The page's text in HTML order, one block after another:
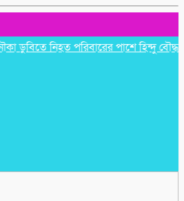
নিহত পরিবারের পাশে হিন্দু বৌদ্ধ